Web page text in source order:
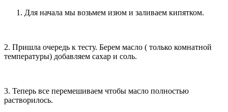
Для начала мы возьмем изюм и заливаем кипятком.
2. Пришла очередь к тесту. Берем масло ( только комнатной
температуры) добавляем сахар и соль.
3. Теперь все перемешиваем чтобы масло полностью
растворилось.